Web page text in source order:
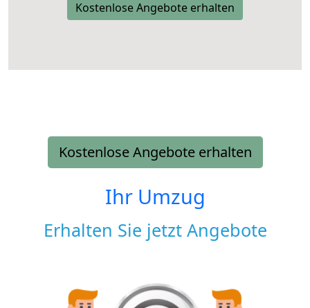
Kostenlose Angebote erhalten
Kostenlose Angebote erhalten
Ihr Umzug
Erhalten Sie jetzt Angebote